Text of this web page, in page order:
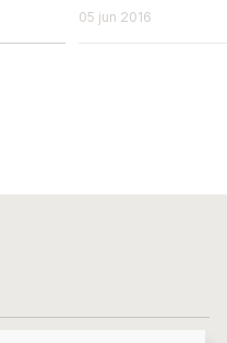
05 jun 2016